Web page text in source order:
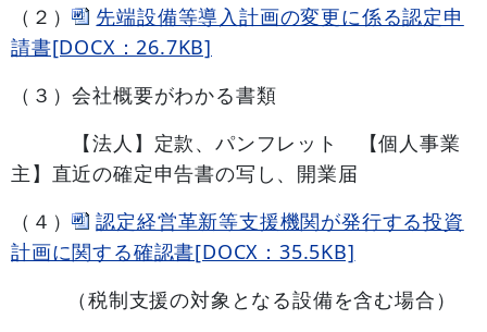
（２）
先端設備等導入計画の変更に係る認定申
請書[DOCX：26.7KB]
（３）会社概要がわかる書類
【法人】定款、パンフレット 【個人事業
主】直近の確定申告書の写し、開業届
（４）
認定経営革新等支援機関が発行する投資
計画に関する確認書[DOCX：35.5KB]
（税制支援の対象となる設備を含む場合）